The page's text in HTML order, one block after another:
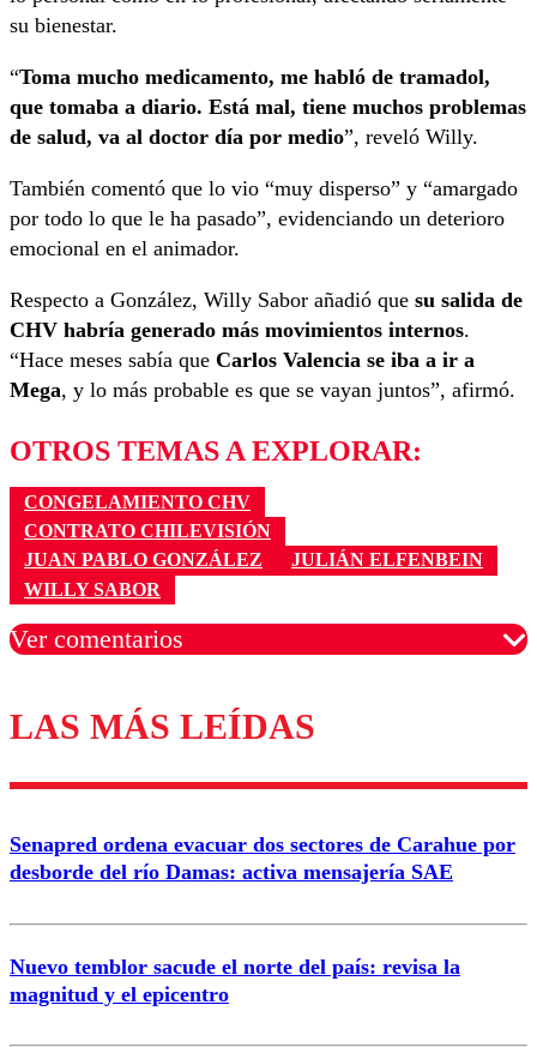
su bienestar.
“Toma mucho medicamento, me habló de tramadol,
que tomaba a diario. Está mal, tiene muchos problemas
de salud, va al doctor día por medio”, reveló Willy.
También comentó que lo vio “muy disperso” y “amargado
por todo lo que le ha pasado”, evidenciando un deterioro
emocional en el animador.
Respecto a González, Willy Sabor añadió que su salida de
CHV habría generado más movimientos internos.
“Hace meses sabía que Carlos Valencia se iba a ir a
Mega, y lo más probable es que se vayan juntos”, afirmó.
OTROS TEMAS A EXPLORAR:
CONGELAMIENTO CHV
CONTRATO CHILEVISIÓN
JUAN PABLO GONZÁLEZ
JULIÁN ELFENBEIN
WILLY SABOR
Ver comentarios
Los comentarios son moderados para garantizar un
diálogo respetuoso.
Correo
LAS MÁS LEÍDAS
Senapred ordena evacuar dos sectores de Carahue por
desborde del río Damas: activa mensajería SAE
Nuevo temblor sacude el norte del país: revisa la
magnitud y el epicentro